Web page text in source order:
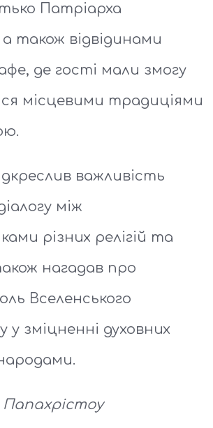
Патріарха
також відвідинами
де гості мали змогу
місцевими традиціями
важливість
між
різних релігій та
нагадав про
Вселенського
у зміцненні духовних
народами.